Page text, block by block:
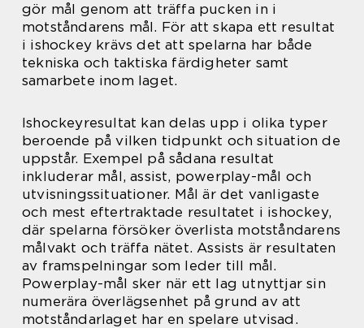
gör mål genom att träffa pucken in i
motståndarens mål. För att skapa ett resultat
i ishockey krävs det att spelarna har både
tekniska och taktiska färdigheter samt
samarbete inom laget.
Ishockeyresultat kan delas upp i olika typer
beroende på vilken tidpunkt och situation de
uppstår. Exempel på sådana resultat
inkluderar mål, assist, powerplay-mål och
utvisningssituationer. Mål är det vanligaste
och mest eftertraktade resultatet i ishockey,
där spelarna försöker överlista motståndarens
målvakt och träffa nätet. Assists är resultaten
av framspelningar som leder till mål.
Powerplay-mål sker när ett lag utnyttjar sin
numerära överlägsenhet på grund av att
motståndarlaget har en spelare utvisad.